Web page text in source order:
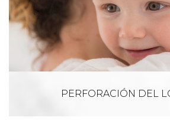
PERFORACIÓN DEL